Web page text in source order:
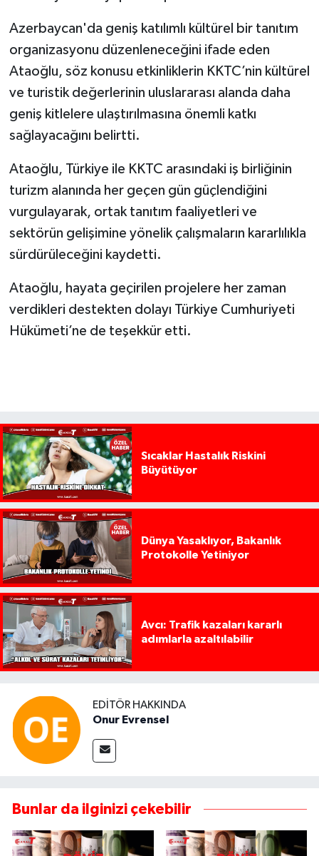
Azerbaycan'da geniş katılımlı kültürel bir tanıtım
organizasyonu düzenleneceğini ifade eden
Ataoğlu, söz konusu etkinliklerin KKTC’nin kültürel
ve turistik değerlerinin uluslararası alanda daha
geniş kitlelere ulaştırılmasına önemli katkı
sağlayacağını belirtti.
Ataoğlu, Türkiye ile KKTC arasındaki iş birliğinin
turizm alanında her geçen gün güçlendiğini
vurgulayarak, ortak tanıtım faaliyetleri ve
sektörün gelişimine yönelik çalışmaların kararlılıkla
sürdürüleceğini kaydetti.
Ataoğlu, hayata geçirilen projelere her zaman
verdikleri destekten dolayı Türkiye Cumhuriyeti
Hükümeti’ne de teşekkür etti.
Sıcaklar Hastalık Riskini
Büyütüyor
Dünya Yasaklıyor, Bakanlık
Protokolle Yetiniyor
Avcı: Trafik kazaları kararlı
adımlarla azaltılabilir
EDITÖR HAKKINDA
Onur Evrensel
Bunlar da ilginizi çekebilir